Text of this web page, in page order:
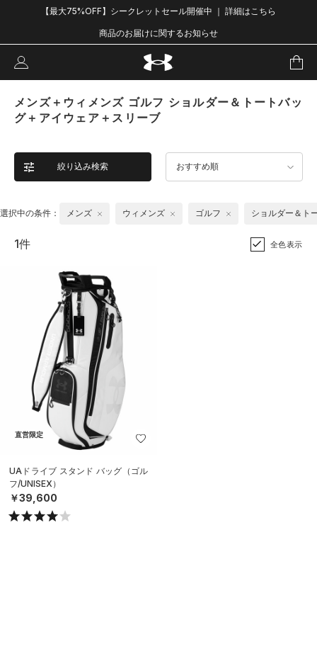
【最大75%OFF】シークレットセール開催中 ｜ 詳細はこちら
商品のお届けに関するお知らせ
メンズ＋ウィメンズ ゴルフ ショルダー＆トートバッ
グ＋アイウェア＋スリーブ
絞り込み検索 おすすめ順
選択中の条件： メンズ ウィメンズ ゴルフ ショルダー＆ト
1件 全色表示
直営限定
UAドライブ スタンド バッグ（ゴル
フ/UNISEX）
￥39,600